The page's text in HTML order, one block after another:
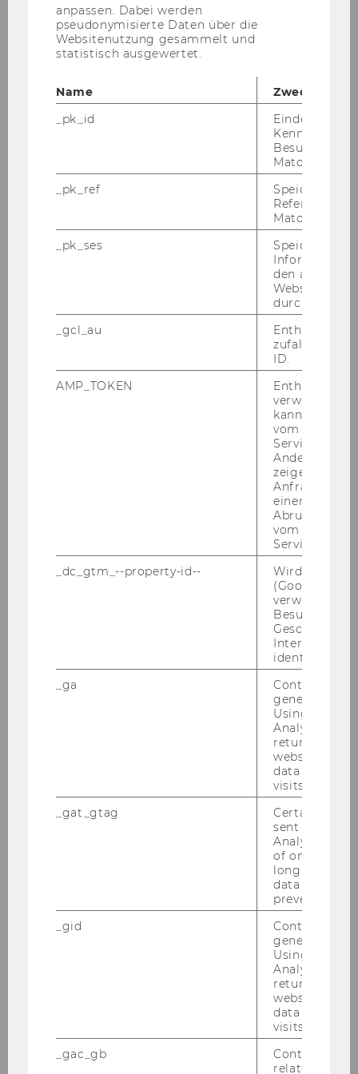
Conference Court of Justice of the
European Union: Recent VAT Case Law (Dec
Direct Taxation, Vienna (20-22.11.2014)
Symposion „Das Verfahren vor dem
Verwaltungsgerichtshof in Steuersachen“ -
Austrian-Chinese Tax Research Network -
CEE Vienna International Tax Law Summer
School 2014
"General Anti-Avoidance Rules (GAARs) - A
Key Element of Tax Systems in the Post-
BEPS Tax World?" - RUST July 3-5, 2014
Symposium Unternehmenssteuerrecht
anpassen. Dabei werden
pseudonymisierte Daten über die
Websitenutzung gesammelt und
statistisch ausgewertet.
Name
Zweck
_pk_id
Eindeutige
Besuchers
Matomo.
_pk_ref
Speicherung
Referrers
Matomo.
_pk_ses
Speicherung
den aktuellen
durch
_gcl_au
Enthält eine
ID.
AMP_TOKEN
Enthält ein
verwendet
kann, um
vom AMP-
Service
Andere
zeigen Opt-
Anfrage im
einen Fehler
Abrufen
vom AMP
Service an.
_dc_gtm_--property-id--
Wird von
(Google Tag
verwendet,
Besucher
Geschlecht
Interessen zu
identifizieren.
_ga
Contains a
generated
Using this
Analytics can
returning
website and
data from
visits.
_gat_gtag
Certain data
sent to
Analytics a
of once per
long as it is
data
prevented.
_gid
Contains a
generated
Using this
Analytics can
returning
website and
data from
visits.
_gac_gb
Contains
related